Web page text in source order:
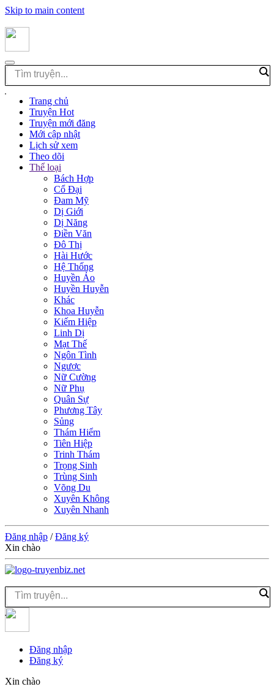
Skip to main content
Trang chủ
Truyện Hot
Truyện mới đăng
Mới cập nhật
Lịch sử xem
Theo dõi
Thể loại
Bách Hợp
Cổ Đại
Đam Mỹ
Dị Giới
Dị Năng
Điền Văn
Đô Thị
Hài Hước
Hệ Thống
Huyền Ảo
Huyền Huyễn
Khác
Khoa Huyễn
Kiếm Hiệp
Linh Dị
Mạt Thế
Ngôn Tình
Ngược
Nữ Cường
Nữ Phụ
Quân Sự
Phương Tây
Sủng
Thám Hiểm
Tiên Hiệp
Trinh Thám
Trọng Sinh
Trùng Sinh
Võng Du
Xuyên Không
Xuyên Nhanh
Đăng nhập /Đăng ký
Xin chào
Đăng nhập
Đăng ký
Xin chào